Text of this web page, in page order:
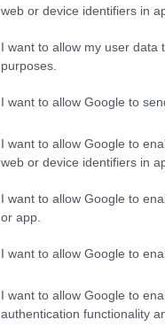
web or device identifiers in
I want to allow my user data
purposes.
I want to allow Google to
I want to allow Google to
web or device identifiers in
I want to allow Google to
or app.
I want to allow Google to
I want to allow Google to
authentication functionality